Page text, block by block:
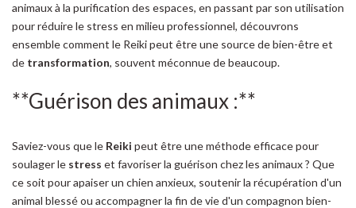
animaux à la purification des espaces, en passant par son utilisation
pour réduire le stress en milieu professionnel, découvrons
ensemble comment le Reiki peut être une source de bien-être et
de transformation, souvent méconnue de beaucoup.
**Guérison des animaux :**
Saviez-vous que le Reiki peut être une méthode efficace pour
soulager le stress et favoriser la guérison chez les animaux ? Que
ce soit pour apaiser un chien anxieux, soutenir la récupération d'un
animal blessé ou accompagner la fin de vie d'un compagnon bien-